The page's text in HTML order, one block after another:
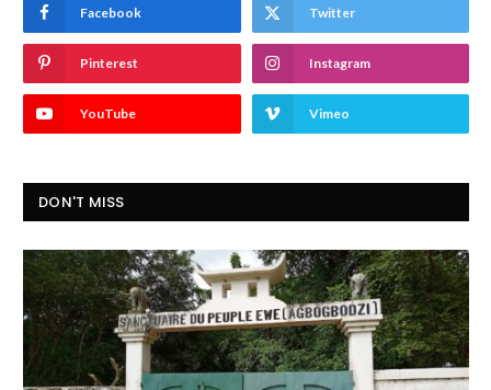
Facebook Twitter
Pinterest Instagram
YouTube Vimeo
DON'T MISS